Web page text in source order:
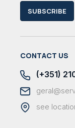
SUBSCRIBE
CONTACT US
(+351)
see